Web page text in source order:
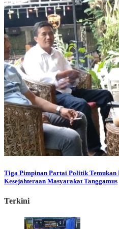
Tiga Pimpinan Partai Politik Temukan
Kesejahteraan Masyarakat Tanggamus
Terkini